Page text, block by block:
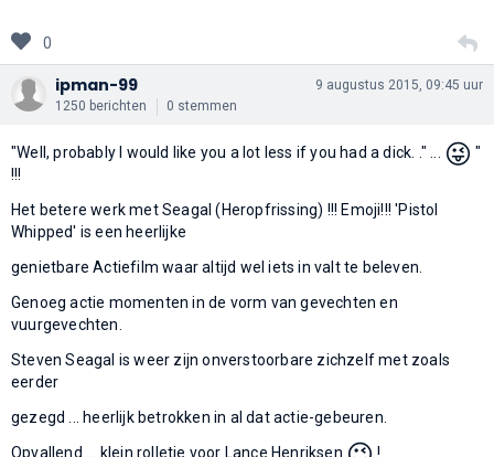
0
ipman-99
1250 berichten 0 stemmen
9 augustus 2015, 09:45 uur
"Well, probably I would like you a lot less if you had a dick. ." ... 😜 "
!!!
Het betere werk met Seagal (Heropfrissing) !!! Emoji!!! 'Pistol
Whipped' is een heerlijke
genietbare Actiefilm waar altijd wel iets in valt te beleven.
Genoeg actie momenten in de vorm van gevechten en
vuurgevechten.
Steven Seagal is weer zijn onverstoorbare zichzelf met zoals
eerder
gezegd ... heerlijk betrokken in al dat actie-gebeuren.
Opvallend ... klein rolletje voor Lance Henriksen
!